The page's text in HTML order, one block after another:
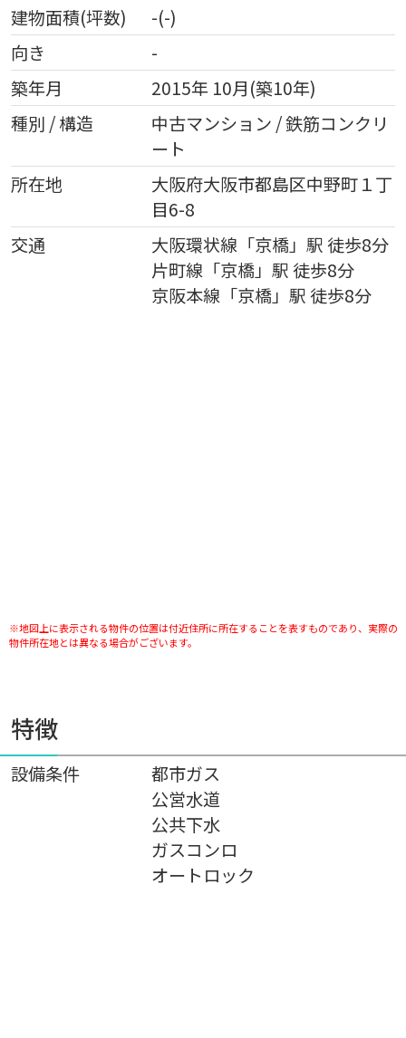
建物面積(坪数)
-(-)
向き
-
築年月
2015年 10月(築10年)
種別 / 構造
中古マンション / 鉄筋コンクリ
ート
所在地
大阪府大阪市都島区中野町１丁
目6-8
交通
大阪環状線「京橋」駅 徒歩8分
片町線「京橋」駅 徒歩8分
京阪本線「京橋」駅 徒歩8分
※地図上に表示される物件の位置は付近住所に所在することを表すものであり、実際の
物件所在地とは異なる場合がございます。
特徴
設備条件
都市ガス
公営水道
公共下水
ガスコンロ
オートロック